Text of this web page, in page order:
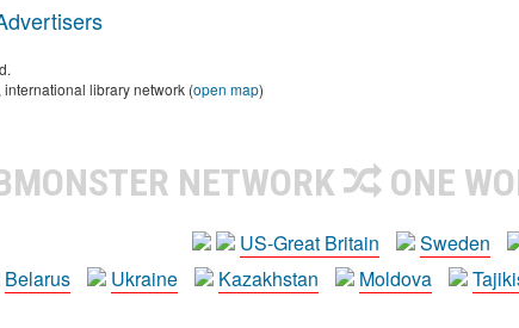
international library network (open map)
NETWORK ONE
US-Great Britain Sweden
Belarus Ukraine Kazakhstan Moldova